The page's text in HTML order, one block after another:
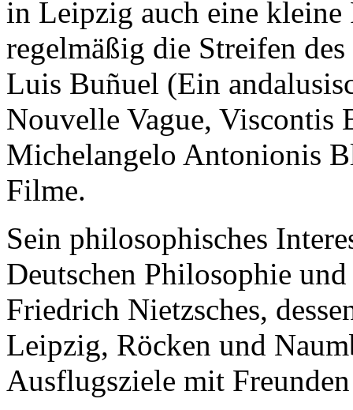
in Leipzig auch eine kleine
regelmäßig die Streifen
Luis Buñuel (Ein
Nouvelle Vague, Viscontis
Michelangelo Antonionis
Filme.
Sein philosophisches
Deutschen Philosophie
Friedrich Nietzsches,
Leipzig, Röcken und
Ausflugsziele mit